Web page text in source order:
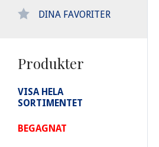
DINA FAVORITER
Produkter
VISA HELA
SORTIMENTET
BEGAGNAT